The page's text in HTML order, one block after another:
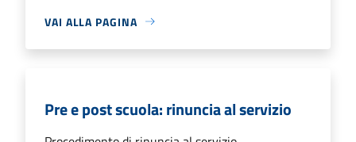
VAI ALLA PAGINA
Pre e post scuola: rinuncia al servizio